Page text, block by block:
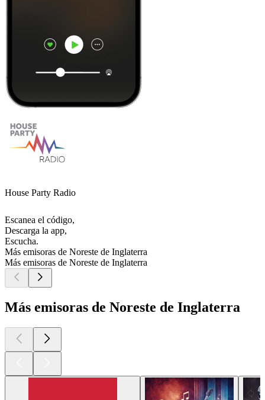
House Party Radio
Escanea el código,
Descarga la app,
Escucha.
Más emisoras de Noreste de Inglaterra
Más emisoras de Noreste de Inglaterra
Más emisoras de Noreste de Inglaterra